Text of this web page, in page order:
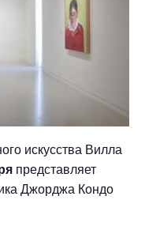
искусства Вилла
представляет
Джорджа Кондо